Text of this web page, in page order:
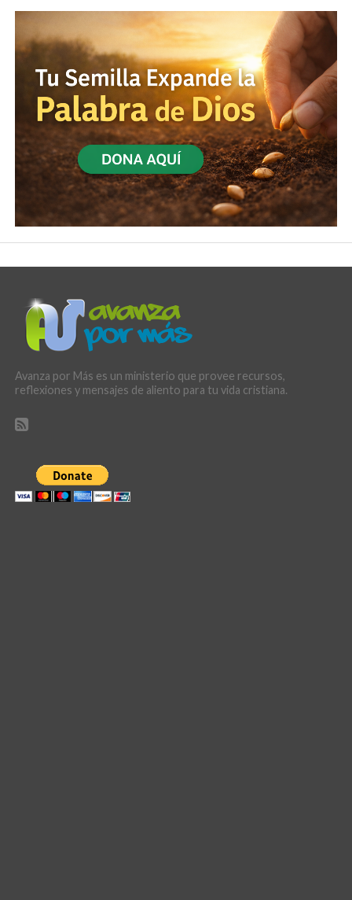
Avanza por Más es un ministerio que provee recursos,
reflexiones y mensajes de aliento para tu vida cristiana.